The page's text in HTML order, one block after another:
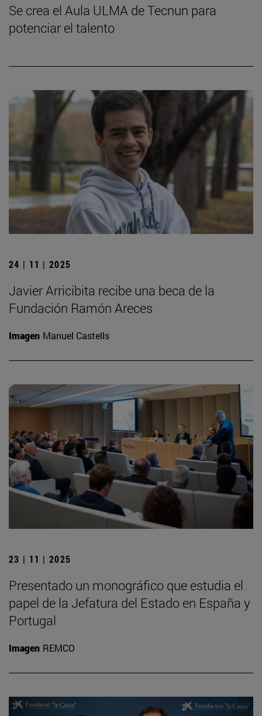
Se crea el Aula ULMA de Tecnun para
potenciar el talento
24 | 11 | 2025
Javier Arricibita recibe una beca de la
Fundación Ramón Areces
Imagen Manuel Castells
23 | 11 | 2025
Presentado un monográfico que estudia el
papel de la Jefatura del Estado en España y
Portugal
Imagen REMCO